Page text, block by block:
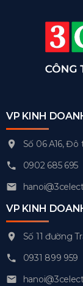
VP KINH
Số 06 A16,
0902 685 695
VP KINH
Số 11 đường
0931 899 959